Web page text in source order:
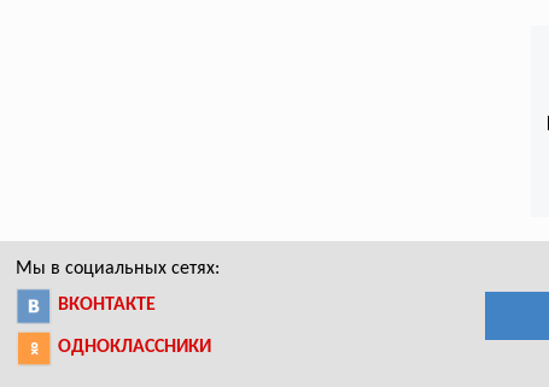
Мы в социальных сетях:
ВКОНТАКТЕ
ОДНОКЛАССНИКИ